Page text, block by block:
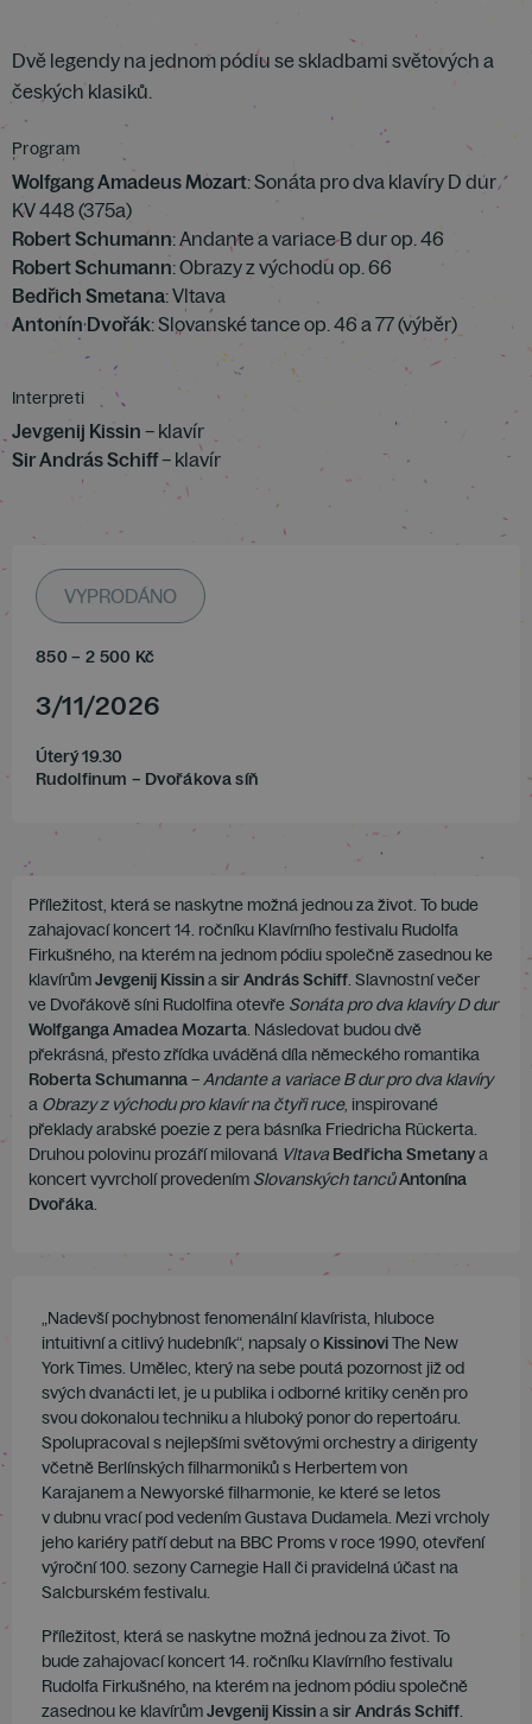
Dvě legendy na jednom pódiu se skladbami světových a
českých klasiků.
Program
Wolfgang Amadeus Mozart: Sonáta pro dva klavíry D dur
KV 448 (375a)
Robert Schumann: Andante a variace B dur op. 46
Robert Schumann: Obrazy z východu op. 66
Bedřich Smetana: Vltava
Antonín Dvořák: Slovanské tance op. 46 a 77 (výběr)
Interpreti
Jevgenij Kissin – klavír
Sir András Schiff– klavír
VYPRODÁNO
850 – 2 500 Kč
3/11/2026
Úterý 19.30
Rudolfinum – Dvořákova síň
Příležitost, která se naskytne možná jednou za život. To bude
zahajovací koncert 14. ročníku Klavírního festivalu Rudolfa
Firkušného, na kterém na jednom pódiu společně zasednou ke
klavírůmJevgenij Kissinasir András Schiff. Slavnostní večer
ve Dvořákově síni Rudolfina otevře Sonáta pro dva klavíry D dur
Wolfganga Amadea Mozarta. Následovat budou dvě
překrásná, přesto zřídka uváděná díla německého romantika
Roberta Schumanna–Andante a variace B dur pro dva klavíry
a Obrazy z východu pro klavír na čtyři ruce, inspirované
překlady arabské poezie z pera básníka Friedricha Rückerta.
Druhou polovinu prozáří milovaná Vltava Bedřicha Smetanya
koncert vyvrcholí provedením Slovanských tancůAntonína
Dvořáka.
„Nadevší pochybnost fenomenální klavírista, hluboce
intuitivní a citlivý hudebník“, napsaly o KissinoviThe New
York Times. Umělec, který na sebe poutá pozornost již od
svých dvanácti let, je u publika i odborné kritiky ceněn pro
svou dokonalou techniku a hluboký ponor do repertoáru.
Spolupracoval s nejlepšími světovými orchestry a dirigenty
včetně Berlínských filharmoniků s Herbertem von
Karajanem a Newyorské filharmonie, ke které se letos
v dubnu vrací pod vedením Gustava Dudamela. Mezi vrcholy
jeho kariéry patří debut na BBC Proms v roce 1990, otevření
výroční 100. sezony Carnegie Hall či pravidelná účast na
Salcburském festivalu.
Příležitost, která se naskytne možná jednou za život. To
bude zahajovací koncert 14. ročníku Klavírního festivalu
Rudolfa Firkušného, na kterém na jednom pódiu společně
zasednou ke klavírůmJevgenij Kissinasir András Schiff.